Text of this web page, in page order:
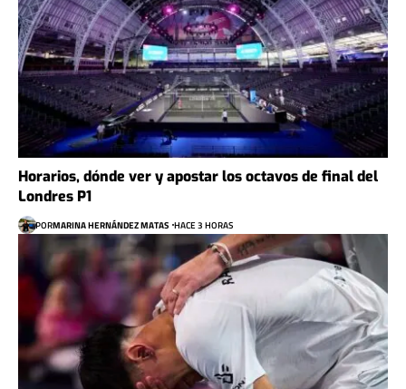
Horarios, dónde ver y apostar los octavos de final del
Londres P1
PORMARINA HERNÁNDEZ MATAS HACE 3 HORAS